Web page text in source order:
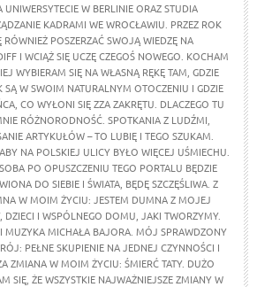
UNIWERSYTECIE W BERLINIE ORAZ STUDIA
KADRAMI WE WROCŁAWIU. PRZEZ ROK
POSZERZAĆ SWOJĄ WIEDZĘ NA
I WCIĄŻ SIĘ UCZĘ CZEGOŚ NOWEGO. KOCHAM
WYBIERAM SIĘ NA WŁASNĄ RĘKĘ TAM, GDZIE
SĄ W SWOIM NATURALNYM OTOCZENIU I GDZIE
CO WYŁONI SIĘ ZZA ZAKRĘTU. DLACZEGO TU
RÓŻNORODNOŚĆ. SPOTKANIA Z LUDŹMI,
ARTYKUŁÓW – TO LUBIĘ I TEGO SZUKAM.
NA POLSKIEJ ULICY BYŁO WIĘCEJ UŚMIECHU.
PO OPUSZCZENIU TEGO PORTALU BĘDZIE
DO SIEBIE I ŚWIATA, BĘDĘ SZCZĘŚLIWA. Z
W MOIM ŻYCIU: JESTEM DUMNA Z MOJEJ
DZIECI I WSPÓLNEGO DOMU, JAKI TWORZYMY.
MUZYKA MICHAŁA BAJORA. MÓJ SPRAWDZONY
PEŁNE SKUPIENIE NA JEDNEJ CZYNNOŚCI I
ZMIANA W MOIM ŻYCIU: ŚMIERĆ TATY. DUŻO
SIĘ, ŻE WSZYSTKIE NAJWAŻNIEJSZE ZMIANY W